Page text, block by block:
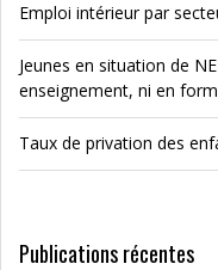
Emploi intérieur par
Jeunes en situation de
enseignement, ni en
Taux de privation des
Publications récentes